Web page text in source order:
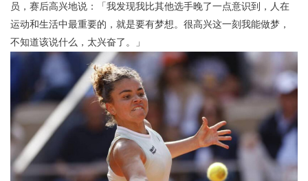
员，赛后高兴地说：「我发现我比其他选手晚了一点意识到，人在
运动和生活中最重要的，就是要有梦想。很高兴这一刻我能做梦，
不知道该说什么，太兴奋了。」